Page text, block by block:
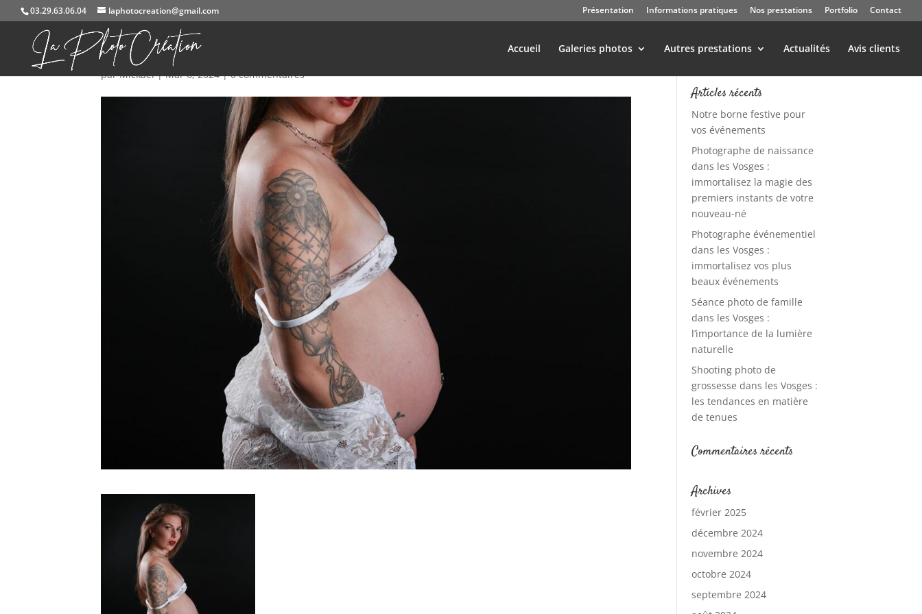
03.29.63.06.04 laphotocreation@gmail.com Présentation Informations pratiques Nos prestations Portfolio Contact
Accueil Galeries photos Autres prestations Actualités Avis clients
IMG_0638a
parMickael|Mar 6, 2024|0 commentaires
Articles récents
Notre borne festive pour
vos événements
Photographe de naissance
dans les Vosges :
immortalisez la magie des
premiers instants de votre
nouveau-né
Photographe événementiel
dans les Vosges :
immortalisez vos plus
beaux événements
Séance photo de famille
dans les Vosges :
l’importance de la lumière
naturelle
Shooting photo de
grossesse dans les Vosges :
les tendances en matière
de tenues
Commentaires récents
Archives
février 2025
décembre 2024
novembre 2024
octobre 2024
septembre 2024